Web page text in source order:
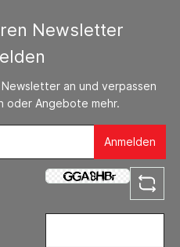
Newsletter
an und verpassen
oder Angebote mehr.
Anmelden